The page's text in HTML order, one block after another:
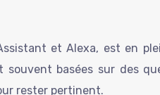
et Alexa, est en
basées sur des
rester pertinent.